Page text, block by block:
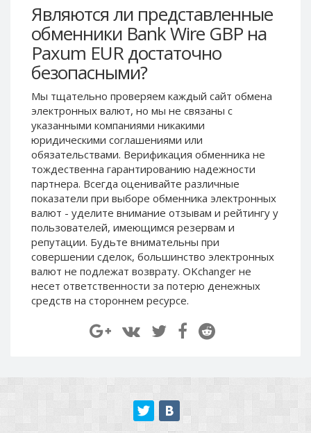
Являются ли представленные
обменники Bank Wire GBP на
Paxum EUR достаточно
безопасными?
Мы тщательно проверяем каждый сайт обмена
электронных валют, но мы не связаны c
указанными компаниями никакими
юридическими соглашениями или
обязательствами. Верификация обменника не
тождественна гарантированию надежности
партнера. Всегда оценивайте различные
показатели при выборе обменника электронных
валют - уделите внимание отзывам и рейтингу у
пользователей, имеющимся резервам и
репутации. Будьте внимательны при
совершении сделок, большинство электронных
валют не подлежат возврату. OKchanger не
несет ответственности за потерю денежных
средств на стороннем ресурсе.
PaySera USD
PaySera EUR
PaySera PLN
AliPay CNY
UnionPay CNY
Paymer USD
Paymer RUB
Paymer UAH
Capitalist USD
Capitalist RUB
Capitalist EUR
Payoneer USD
Payoneer EUR
Revolut Binance USD
(BUSD)
Revolut USD
Piastrix EUR
PaySera USD
PaySera EUR
PaySera PLN
UnionPay CNY
Paymer USD
Paymer RUB
Paymer UAH
Capitalist USD
Capitalist RUB
Capitalist EUR
Payoneer USD
Payoneer EUR
Revolut Binance USD
(BUSD)
Revolut EUR
Piastrix RUB